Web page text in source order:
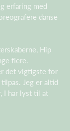
erfaring med
danse
Hip
flere.
det vigtigste for
Jeg er altid
I har lyst til at